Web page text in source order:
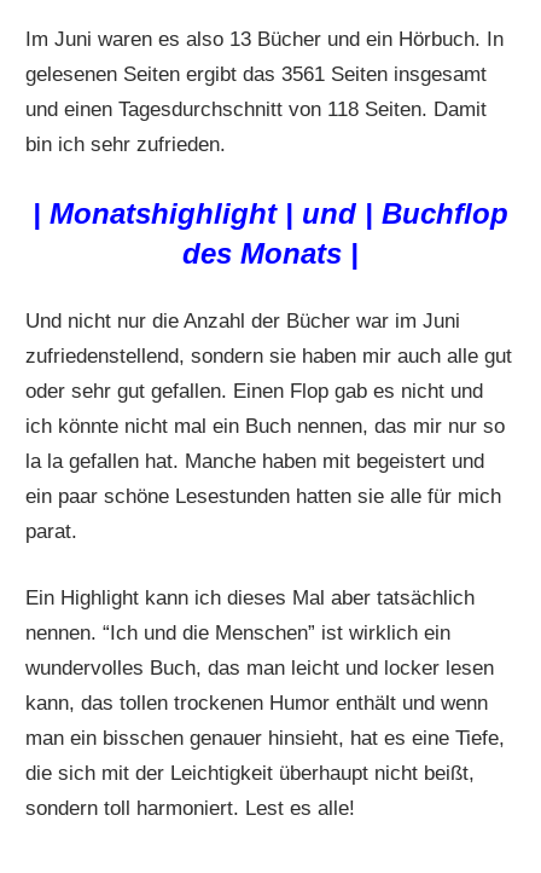
Im Juni waren es also 13 Bücher und ein Hörbuch. In
gelesenen Seiten ergibt das 3561 Seiten insgesamt
und einen Tagesdurchschnitt von 118 Seiten. Damit
bin ich sehr zufrieden.
| Monatshighlight | und | Buchflop
des Monats |
Und nicht nur die Anzahl der Bücher war im Juni
zufriedenstellend, sondern sie haben mir auch alle gut
oder sehr gut gefallen. Einen Flop gab es nicht und
ich könnte nicht mal ein Buch nennen, das mir nur so
la la gefallen hat. Manche haben mit begeistert und
ein paar schöne Lesestunden hatten sie alle für mich
parat.
Ein Highlight kann ich dieses Mal aber tatsächlich
nennen. “Ich und die Menschen” ist wirklich ein
wundervolles Buch, das man leicht und locker lesen
kann, das tollen trockenen Humor enthält und wenn
man ein bisschen genauer hinsieht, hat es eine Tiefe,
die sich mit der Leichtigkeit überhaupt nicht beißt,
sondern toll harmoniert. Lest es alle!